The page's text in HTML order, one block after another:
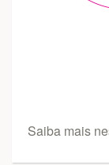
Saiba mais